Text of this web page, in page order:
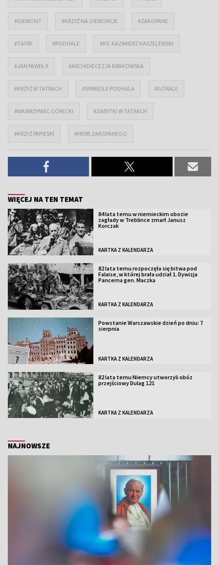
#GIEWONT #KRZYŻ NA GIEWONCIE #ZAKOPANE
#TATRY #PODHALE #KS. KAZIMIERZ KASZELEWSKI
#JAN PAWEŁ II #ARCHIDIECEZJA KRAKOWSKA
#KRZYŻ W TATRACH #SYMBOLE PODHALA #GÓRALE
#WAWRZYNIEC GÓRECKI #ZABYTKI W TATRACH
#KRZYŻ PAPIESKI #HERB ZAKOPANEGO
WIĘCEJ NA TEN TEMAT
84 lata temu w niemieckim obozie
zagłady w Treblince zmarł Janusz
Korczak
KARTKA Z KALENDARZA
82 lata temu rozpoczęła się bitwa pod
Falaise, w której brała udział 1. Dywizja
Pancerna gen. Maczka
KARTKA Z KALENDARZA
Powstanie Warszawskie dzień po dniu: 7
sierpnia
KARTKA Z KALENDARZA
82 lata temu Niemcy utworzyli obóz
przejściowy Dulag 121
KARTKA Z KALENDARZA
NAJNOWSZE